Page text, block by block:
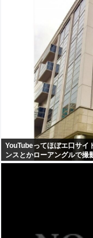
YouTubeってほぼエ口サイ
ンスとかローアングルで撮